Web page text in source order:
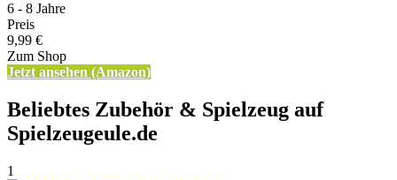
6 - 8 Jahre
Preis
9,99 €
Zum Shop
Jetzt ansehen (Amazon)
Beliebtes Zubehör & Spielzeug auf
Spielzeugeule.de
1